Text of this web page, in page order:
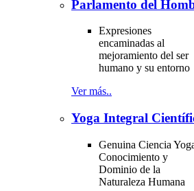
Parlamento del
Expresiones
encaminadas al
mejoramiento del ser
humano y su entorno
Ver más..
Yoga Integral
Genuina Ciencia
Conocimiento y
Dominio de la
Naturaleza Humana